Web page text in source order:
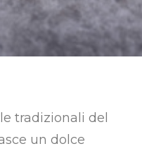
tradizionali del
un dolce